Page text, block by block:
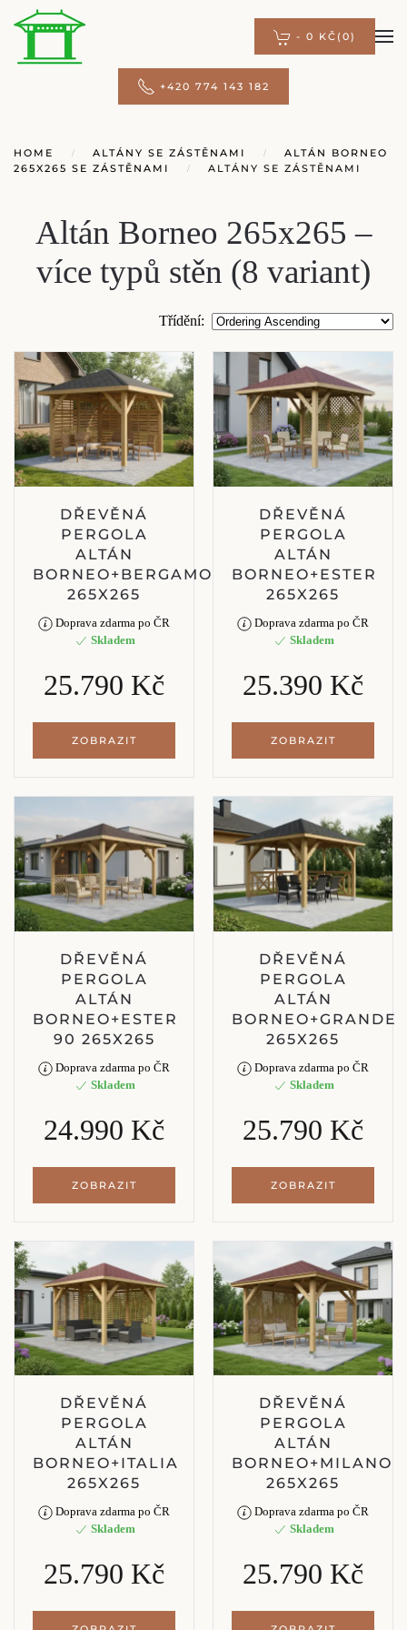
- 0 KČ (0)
+420 774 143 182
HOME ALTÁNY SE ZÁSTĚNAMI
ALTÁN BORNEO
265X265 SE ZÁSTĚNAMI
ALTÁNY SE ZÁSTĚNAMI
Altán Borneo 265x265 –
více typů stěn (8 variant)
Třídění:
DŘEVĚNÁ
PERGOLA
ALTÁN
BORNEO+BERGAMO
265X265
Doprava zdarma po ČR
Skladem
25.790 Kč
ZOBRAZIT
DŘEVĚNÁ
PERGOLA
ALTÁN
BORNEO+ESTER
265X265
Doprava zdarma po ČR
Skladem
25.390 Kč
ZOBRAZIT
DŘEVĚNÁ
PERGOLA
ALTÁN
BORNEO+ESTER
90 265X265
Doprava zdarma po ČR
Skladem
24.990 Kč
ZOBRAZIT
DŘEVĚNÁ
PERGOLA
ALTÁN
BORNEO+GRANDE
265X265
Doprava zdarma po ČR
Skladem
25.790 Kč
ZOBRAZIT
DŘEVĚNÁ
PERGOLA
ALTÁN
BORNEO+ITALIA
265X265
Doprava zdarma po ČR
Skladem
25.790 Kč
DŘEVĚNÁ
PERGOLA
ALTÁN
BORNEO+MILANO
265X265
Doprava zdarma po ČR
Skladem
25.790 Kč